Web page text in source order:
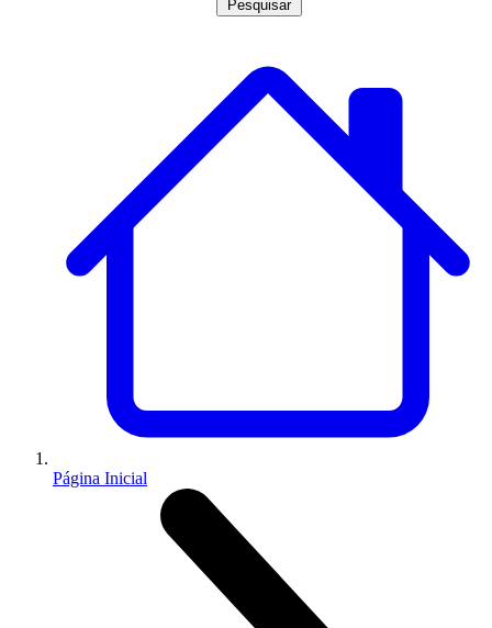
Pesquisar
Página Inicial